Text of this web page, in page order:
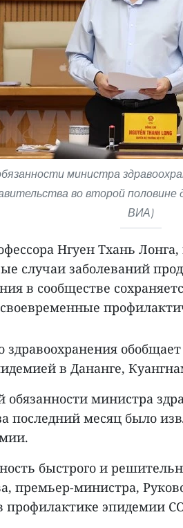
министра
во второй
ВИА)
Нгуен Тхань
случаи заболеваний
в сообществе
здравоохранения
в Дананге,
министра
последний месяц было
быстрого и
премьер-министра,
эпидемии